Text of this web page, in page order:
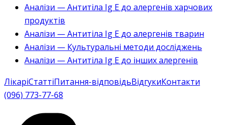
Аналізи — Антитіла Ig E до алергенів харчових
продуктів
Аналізи — Антитіла Ig E до алергенів тварин
Аналізи — Культуральні методи досліджень
Аналізи — Антитіла Ig E до інших алергенів
ЛікаріСтаттіПитання-відповідьВідгукиКонтакти
(096) 773-77-68